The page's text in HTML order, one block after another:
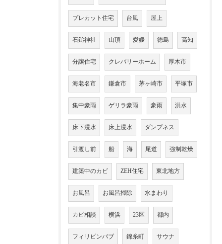
プレカット住宅 台風 屋上
石鎚神社 山頂 愛媛 徳島 高知
分譲住宅 クレバリーホーム 厚木市
海老名市 鎌倉市 茅ヶ崎市 平塚市
集中豪雨 ゲリラ豪雨 豪雨 洪水
床下浸水 床上浸水 ダンプネス
引渡し前 船 海 尾道 強制乾燥
建築中のカビ ZEH住宅 東北地方
お風呂 お風呂掃除 水まわり
カビ相談 横浜 23区 都内
フィリピンパブ 錦糸町 サウナ